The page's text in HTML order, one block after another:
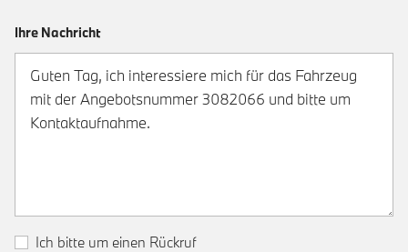
Ihre Nachricht
Ich bitte um einen Rückruf